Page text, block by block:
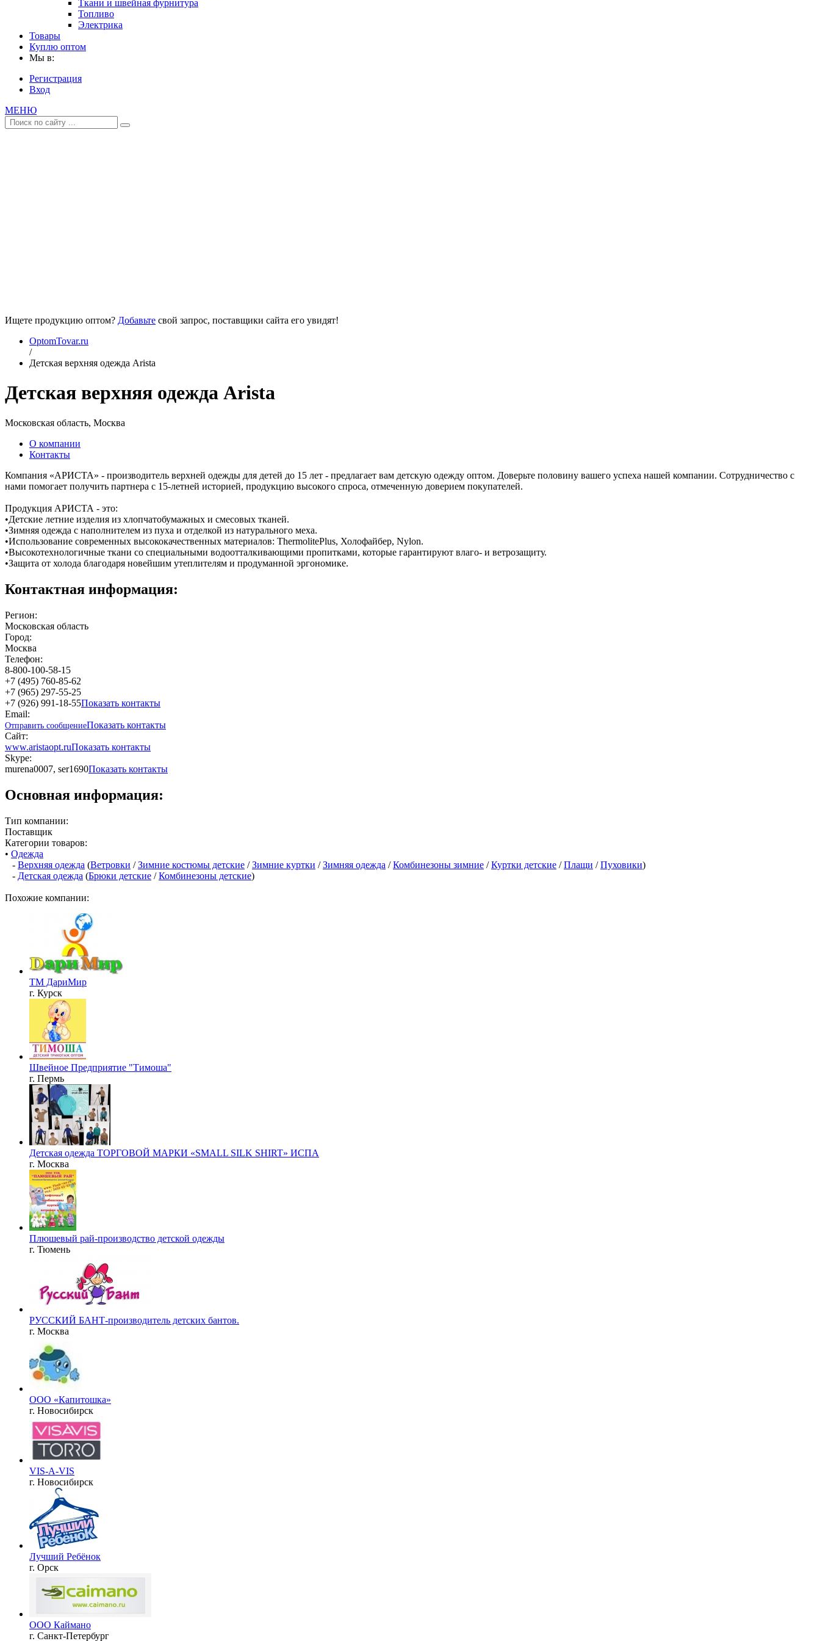
Ткани и швейная фурнитура
Топливо
Электрика
Товары
Куплю оптом
Мы в:
Регистрация
Вход
МЕНЮ
Ищете продукцию оптом? Добавьте свой запрос, поставщики сайта его увидят!
OptomTovar.ru
/
Детская верхняя одежда Arista
Детская верхняя одежда Arista
Московская область, Москва
О компании
Контакты
Компания «АРИСТА» - производитель верхней одежды для детей до 15 лет - предлагает вам детскую одежду оптом. Доверьте половину вашего успеха нашей компании. Сотрудничество с
нами помогает получить партнера с 15-летней историей, продукцию высокого спроса, отмеченную доверием покупателей.
Продукция АРИСТА - это:
•Детские летние изделия из хлопчатобумажных и смесовых тканей.
•Зимняя одежда с наполнителем из пуха и отделкой из натурального меха.
•Использование современных высококачественных материалов: ThermolitePlus, Холофайбер, Nylon.
•Высокотехнологичные ткани со специальными водоотталкивающими пропитками, которые гарантируют влаго- и ветрозащиту.
•Защита от холода благодаря новейшим утеплителям и продуманной эргономике.
Контактная информация:
Регион:
Московская область
Город:
Москва
Телефон:
8-800-100-58-15
+7 (495) 760-85-62
+7 (965) 297-55-25
+7 (926) 991-18-55Показать контакты
Email:
Отправить сообщениеПоказать контакты
Сайт:
www.aristaopt.ruПоказать контакты
Skype:
murena0007, ser1690Показать контакты
Основная информация:
Тип компании:
Поставщик
Категории товаров:
• Одежда
- Верхняя одежда (Ветровки /Зимние костюмы детские /Зимние куртки /Зимняя одежда /Комбинезоны зимние /Куртки детские /Плащи /Пуховики)
- Детская одежда (Брюки детские /Комбинезоны детские)
Похожие компании:
ТМ ДариМир
г. Курск
Швейное Предприятие "Тимоша"
г. Пермь
Детская одежда ТОРГОВОЙ МАРКИ «SMALL SILK SHIRT» ИСПА
г. Москва
Плюшевый рай-производство детской одежды
г. Тюмень
РУССКИЙ БАНТ-производитель детских бантов.
г. Москва
ООО «Капитошка»
г. Новосибирск
VIS-A-VIS
г. Новосибирск
Лучший Ребёнок
г. Орск
ООО Каймано
г. Санкт-Петербург